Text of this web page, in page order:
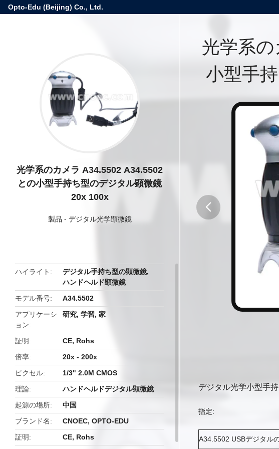
Opto-Edu (Beijing) Co., Ltd.
光学系のカメラ A34.5502 A34.5502
との小型手持ち型のデジタル顕微鏡
20x 100x
製品 - デジタル光学顕微鏡
ハイライト デジタル手持ち型の顕微鏡,
ハンドヘルド顕微鏡
モデル番号
A34.5502
アプリケーシ
ョン
研究, 学習, 家
証明
CE, Rohs
倍率
20x - 200x
ピクセル
1/3" 2.0M CMOS
理論
ハンドヘルドデジタル顕微鏡
起源の場所
中国
ブランド名
CNOEC, OPTO-EDU
証明
CE, Rohs
光学系
小型手
デジタル光学小型手
指定:
A34.5502 USBデジタル